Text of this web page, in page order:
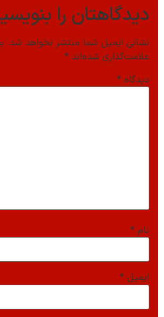
دیدگاهتان را
نشانی ایمیل شما منتشر نخواهد شد.
علامت‌گذاری شده‌اند *
دیدگاه *
نام *
ایمیل *